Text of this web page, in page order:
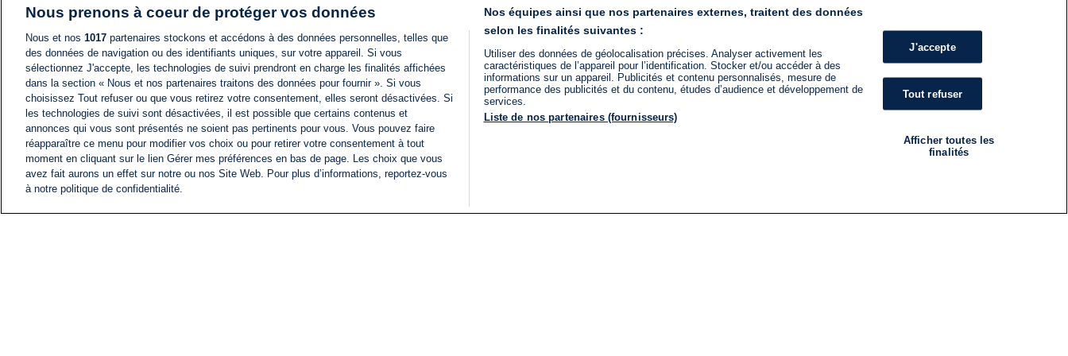
Nous prenons à coeur de protéger vos données
Nous et nos 1017 partenaires stockons et accédons à des données personnelles, telles que
des données de navigation ou des identifiants uniques, sur votre appareil. Si vous
sélectionnez J'accepte, les technologies de suivi prendront en charge les finalités affichées
dans la section « Nous et nos partenaires traitons des données pour fournir ». Si vous
choisissez Tout refuser ou que vous retirez votre consentement, elles seront désactivées. Si
les technologies de suivi sont désactivées, il est possible que certains contenus et
annonces qui vous sont présentés ne soient pas pertinents pour vous. Vous pouvez faire
réapparaître ce menu pour modifier vos choix ou pour retirer votre consentement à tout
moment en cliquant sur le lien Gérer mes préférences en bas de page. Les choix que vous
avez fait aurons un effet sur notre ou nos Site Web. Pour plus d’informations, reportez-vous
à notre politique de confidentialité.
Nos équipes ainsi que nos partenaires externes, traitent des données
selon les finalités suivantes :
Utiliser des données de géolocalisation précises. Analyser activement les
caractéristiques de l’appareil pour l’identification. Stocker et/ou accéder à des
informations sur un appareil. Publicités et contenu personnalisés, mesure de
performance des publicités et du contenu, études d’audience et développement de
services.
Liste de nos partenaires (fournisseurs)
J'accepte
Tout refuser
Afficher toutes les
finalités